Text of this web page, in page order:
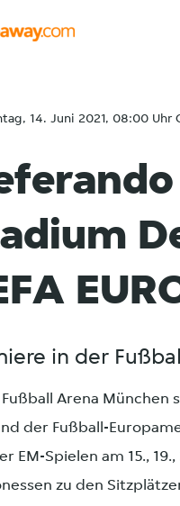
14. Juni 2021, 08:00 Uhr
in der
Fußball Arena
der Fußball-
EM-Spielen am 15.,
zu den